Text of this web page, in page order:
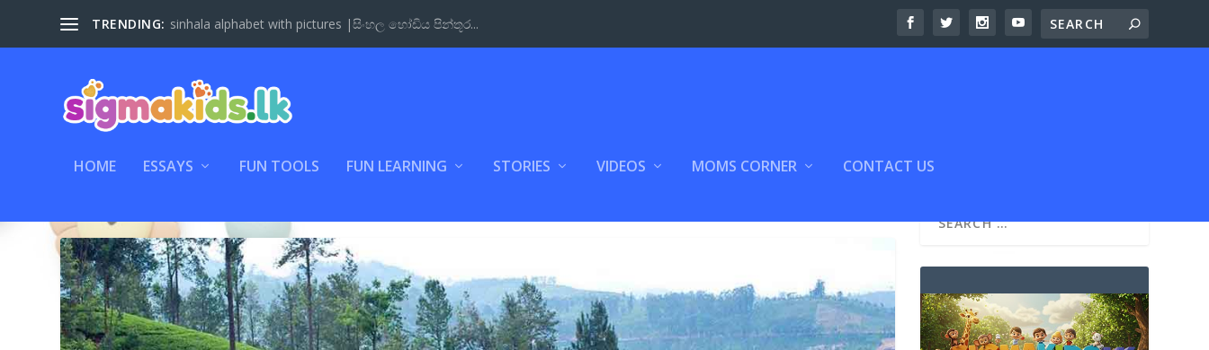
TRENDING: sinhala alphabet with pictures |සිංහල හෝඩිය පින්තූර...
HOME ESSAYS FUN TOOLS FUN LEARNING STORIES VIDEOS MOMS CORNER CONTACT US